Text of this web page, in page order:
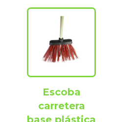
Escoba
carretera
base plástica